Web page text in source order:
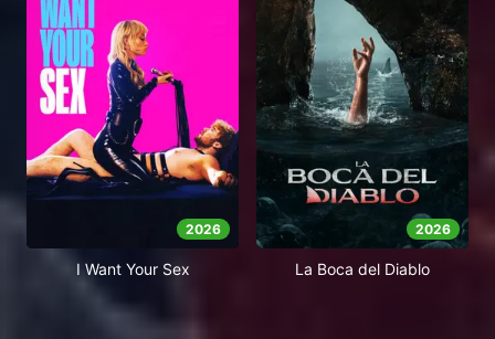
2026
I Want Your Sex
2026
La Boca del Diablo